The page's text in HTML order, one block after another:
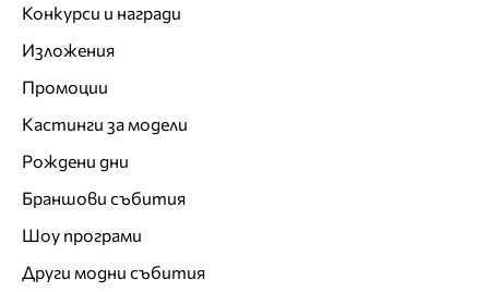
Конкурси и награди
Изложения
Промоции
Кастинги за модели
Рождени дни
Браншови събития
Шоу програми
Други модни събития